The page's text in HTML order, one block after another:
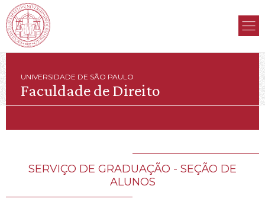
UNIVERSIDADE DE SÃO PAULO
Faculdade de Direito
SERVIÇO DE GRADUAÇÃO - SEÇÃO DE
ALUNOS